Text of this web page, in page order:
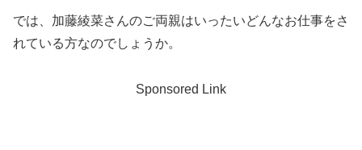
では、加藤綾菜さんのご両親はいったいどんなお仕事をさ
れている方なのでしょうか。
Sponsored Link